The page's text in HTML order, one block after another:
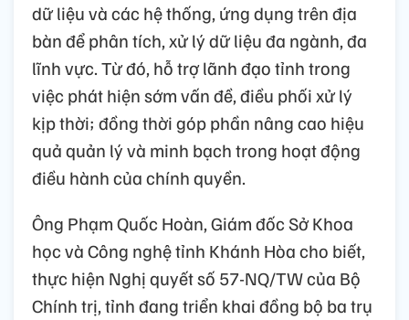
dữ liệu và các hệ thống, ứng dụng trên địa
bàn để phân tích, xử lý dữ liệu đa ngành, đa
lĩnh vực. Từ đó, hỗ trợ lãnh đạo tỉnh trong
việc phát hiện sớm vấn đề, điều phối xử lý
kịp thời; đồng thời góp phần nâng cao hiệu
quả quản lý và minh bạch trong hoạt động
điều hành của chính quyền.
Ông Phạm Quốc Hoàn, Giám đốc Sở Khoa
học và Công nghệ tỉnh Khánh Hòa cho biết,
thực hiện Nghị quyết số 57-NQ/TW của Bộ
Chính trị, tỉnh đang triển khai đồng bộ ba trụ